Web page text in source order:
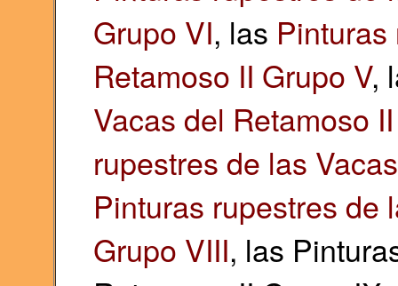
Grupo VI, las
Retamoso II Grupo V,
Vacas del Retamoso
rupestres de las
Pinturas rupestres de
Grupo VIII, las